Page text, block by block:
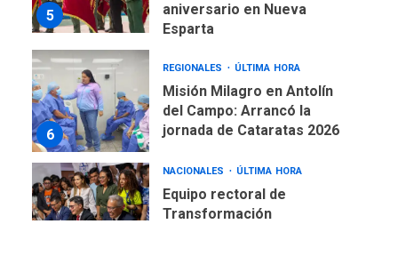
5
aniversario en Nueva
Esparta
6
REGIONALES ÚLTIMA HORA
Misión Milagro en Antolín
del Campo: Arrancó la
jornada de Cataratas 2026
NACIONALES ÚLTIMA HORA
Equipo rectoral de
Transformación